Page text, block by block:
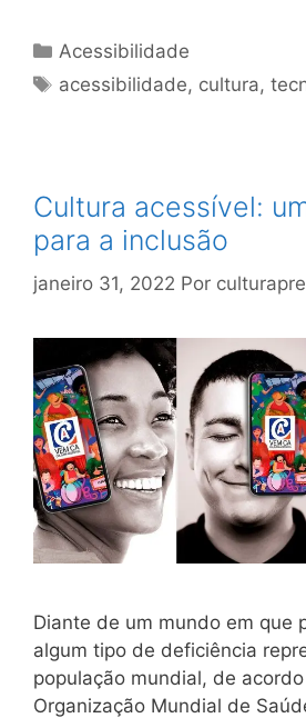
Acessibilidade
acessibilidade, cultura,
Cultura acessível:
para a inclusão
janeiro 31, 2022 Por
Diante de um mundo em que
algum tipo de deficiência
população mundial, de
Organização Mundial de